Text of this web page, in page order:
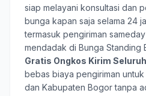
siap melayani konsultasi dan
bunga kapan saja selama 24
termasuk pengiriman
mendadak di Bunga Standing
Gratis Ongkos Kirim
bebas biaya pengiriman
dan Kabupaten Bogor tanpa